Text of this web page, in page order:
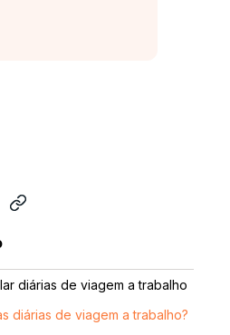
diárias de viagem a trabalho
diárias de viagem a trabalho?